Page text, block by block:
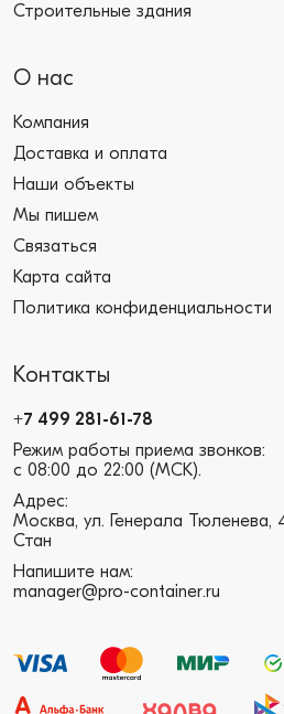
Строительные здания
О нас
Компания
Доставка и оплата
Наши объекты
Мы пишем
Связаться
Карта сайта
Политика конфиденциальности
Контакты
+7 499 281-61-78
Режим работы приема звонков:
с 08:00 до 22:00 (МСК).
Адрес:
Москва, ул. Генерала Тюленева,
Стан
Напишите нам:
manager@pro-container.ru